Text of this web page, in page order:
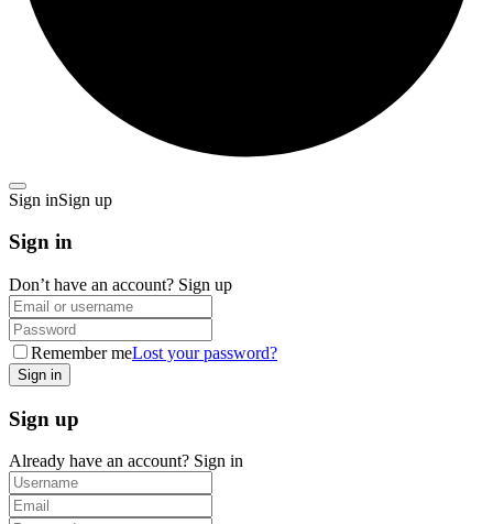
Sign inSign up
Sign in
Don’t have an account? Sign up
Remember meLost your password?
Sign up
Already have an account? Sign in